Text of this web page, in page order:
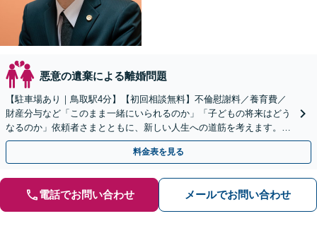
悪意の遺棄による離婚問題
【駐車場あり｜鳥取駅4分】【初回相談無料】不倫慰謝料／養育費／
財産分与など「このまま一緒にいられるのか」「子どもの将来はどう
なるのか」依頼者さまとともに、新しい人生への道筋を考えます。離
婚後の生活基盤の安定まで視野に入れたアドバイス。
料金表を見る
電話でお問い合わせ メールでお問い合わせ